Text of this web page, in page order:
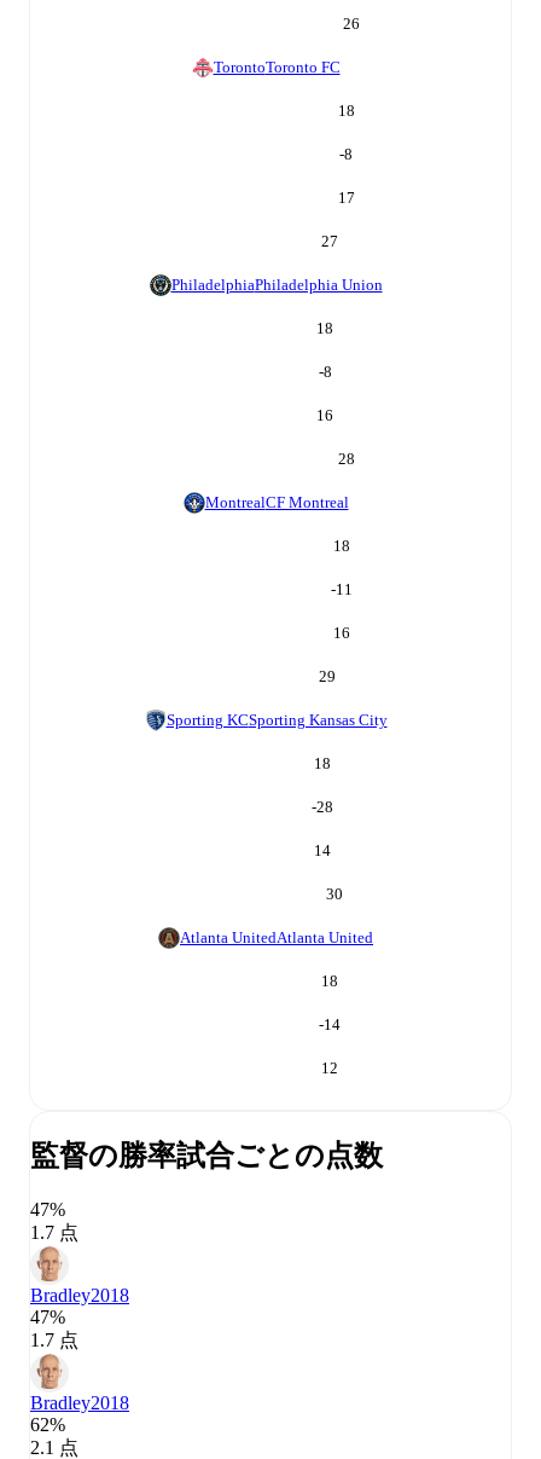
26
TorontoToronto FC
18
-8
17
27
PhiladelphiaPhiladelphia Union
18
-8
16
28
MontrealCF Montreal
18
-11
16
29
Sporting KCSporting Kansas City
18
-28
14
30
Atlanta UnitedAtlanta United
18
-14
12
監督の勝率試合ごとの点数
47%
1.7 点
Bradley2018
47%
1.7 点
Bradley2018
62%
2.1 点